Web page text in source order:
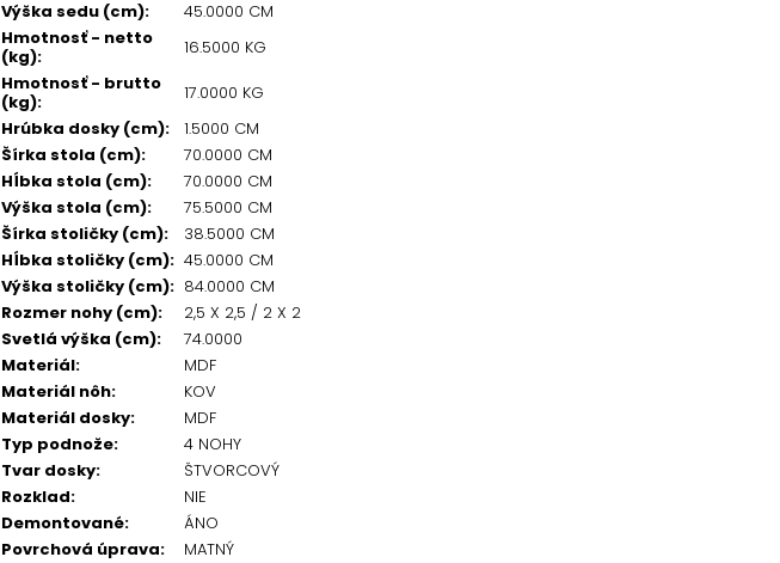
Výška sedu (cm):
45.0000 CM
Hmotnosť - netto
(kg):
16.5000 KG
Hmotnosť - brutto
(kg):
17.0000 KG
Hrúbka dosky (cm):
1.5000 CM
Šírka stola (cm):
70.0000 CM
Hĺbka stola (cm):
70.0000 CM
Výška stola (cm):
75.5000 CM
Šírka stoličky (cm):
38.5000 CM
Hĺbka stoličky (cm): 45.0000 CM
Výška stoličky (cm): 84.0000 CM
Rozmer nohy (cm):
2,5 X 2,5 / 2 X 2
Svetlá výška (cm):
74.0000
Materiál:
MDF
Materiál nôh:
KOV
Materiál dosky:
MDF
Typ podnože:
4 NOHY
Tvar dosky:
ŠTVORCOVÝ
Rozklad:
NIE
Demontované:
ÁNO
Povrchová úprava:
MATNÝ